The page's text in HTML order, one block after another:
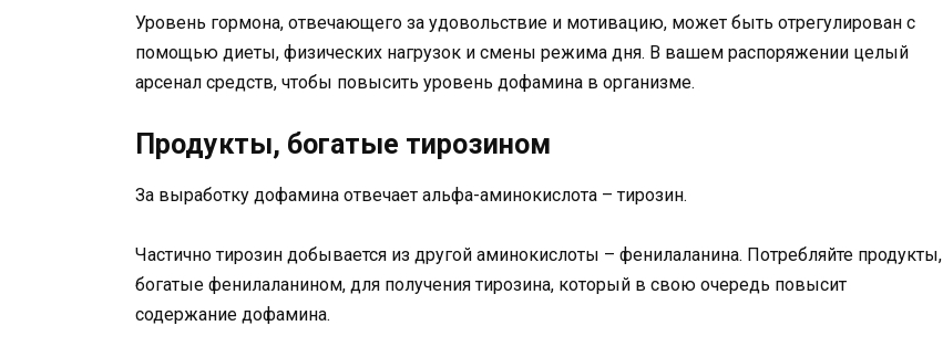
Уровень гормона, отвечающего за удовольствие и мотивацию, может быть отрегулирован с
помощью диеты, физических нагрузок и смены режима дня. В вашем распоряжении целый
арсенал средств, чтобы повысить уровень дофамина в организме.
Продукты, богатые тирозином
За выработку дофамина отвечает альфа-аминокислота – тирозин.
Частично тирозин добывается из другой аминокислоты – фенилаланина. Потребляйте продукты,
богатые фенилаланином, для получения тирозина, который в свою очередь повысит
содержание дофамина.